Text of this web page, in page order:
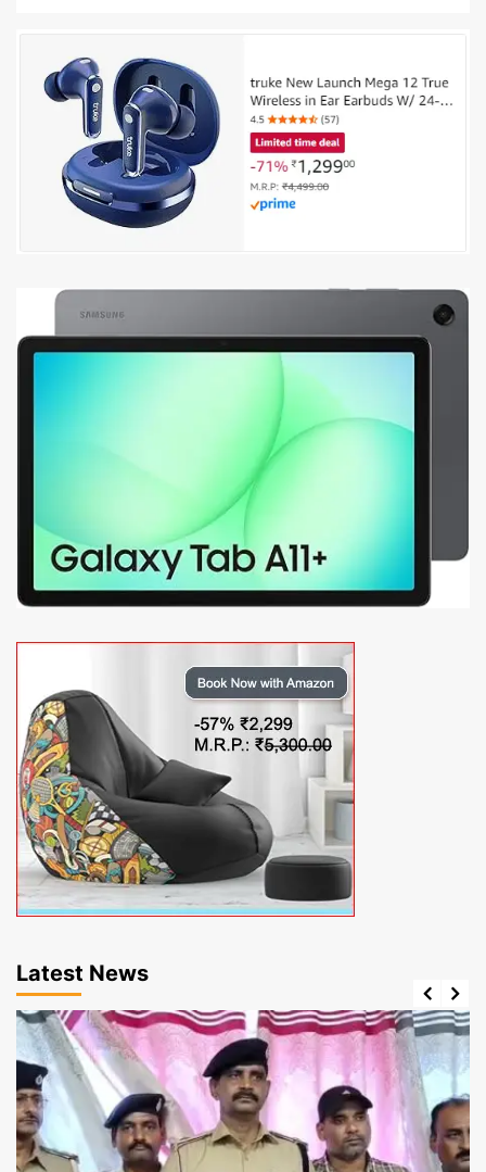
Latest News